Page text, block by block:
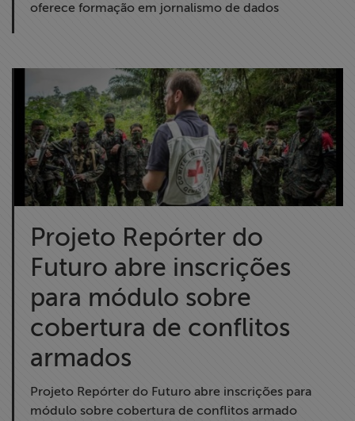
oferece formação em jornalismo de dados
Projeto Repórter do
Futuro abre inscrições
para módulo sobre
cobertura de conflitos
armados
Projeto Repórter do Futuro abre inscrições para
módulo sobre cobertura de conflitos armado